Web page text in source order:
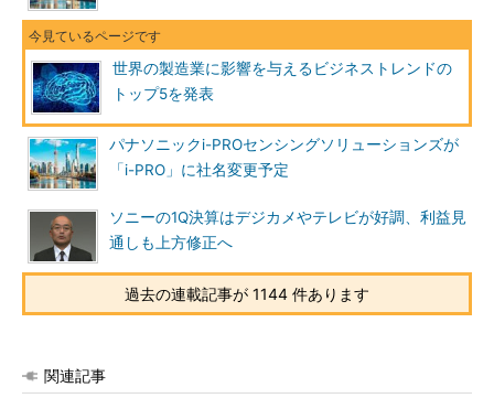
世界の製造業に影響を与えるビジネストレンドの
トップ5を発表
パナソニックi-PROセンシングソリューションズが
「i-PRO」に社名変更予定
ソニーの1Q決算はデジカメやテレビが好調、利益見
通しも上方修正へ
過去の連載記事が 1144 件あります
関連記事